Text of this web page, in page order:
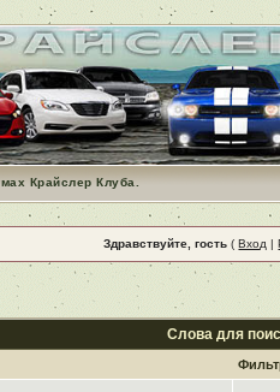
Крайслер Клуба.
Здравствуйте, гость (Вход |
Слова для